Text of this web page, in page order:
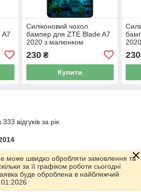
Силіконовий чохол
бампер для ZTE Blade A7
2020 з малюнком
230₴
Купити
230
відгуків за рік
17.00. Суббота - Воскресенье
Україна
може швидко обробляти замовлення та
за її графіком роботи сьогодні
буде оброблена в найближчий